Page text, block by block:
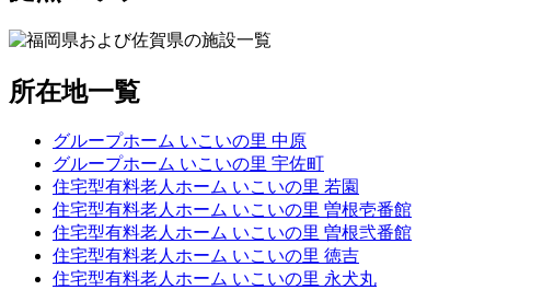
所在地一覧
グループホーム いこいの里 中原
グループホーム いこいの里 宇佐町
住宅型有料老人ホーム いこいの里 若園
住宅型有料老人ホーム いこいの里 曽根壱番館
住宅型有料老人ホーム いこいの里 曽根弐番館
住宅型有料老人ホーム いこいの里 徳吉
住宅型有料老人ホーム いこいの里 永犬丸